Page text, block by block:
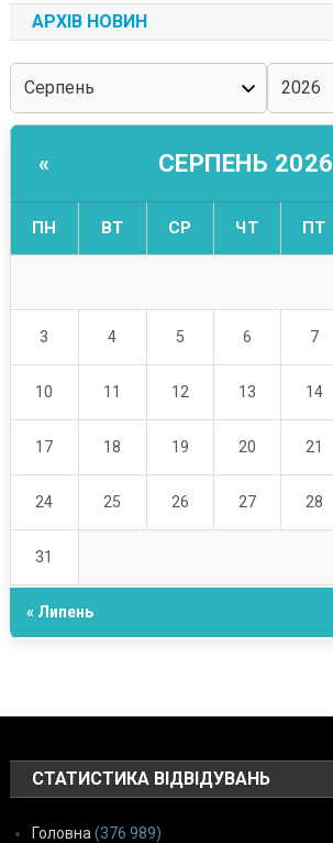
АРХІВ НОВИН
« СЕРПЕНЬ 2026
ПН ВТ СР ЧТ ПТ
3 4 5 6 7
10 11 12 13 14
17 18 19 20 21
24 25 26 27 28
31
« Липень
СТАТИСТИКА ВІДВІДУВАНЬ
Головна (376 989)